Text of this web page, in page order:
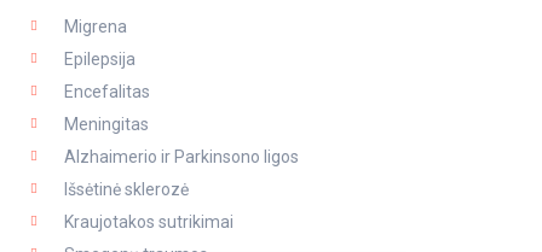
Migrena
Epilepsija
Encefalitas
Meningitas
Alzhaimerio ir Parkinsono ligos
Išsėtinė sklerozė
Kraujotakos sutrikimai